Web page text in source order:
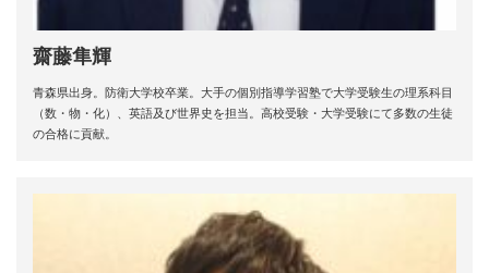
齋藤隼輝
青森県出身。防衛大学校卒業。大手の個別指導学習塾で大学受験生の理系科目
（数・物・化）、英語及び世界史を担当。高校受験・大学受験にて多数の生徒
の合格に貢献。